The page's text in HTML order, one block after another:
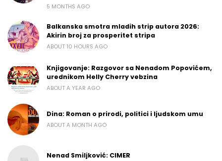
5 MONTHS AGO
Balkanska smotra mladih strip autora 2026:
Akirin broj za prosperitet stripa
ABOUT 10 HOURS AGO
Knjigovanje: Razgovor sa Nenadom Popovićem,
urednikom Helly Cherry vebzina
ABOUT A YEAR AGO
Dina: Roman o prirodi, politici i ljudskom umu
ABOUT A MONTH AGO
Nenad Smiljković: CIMER